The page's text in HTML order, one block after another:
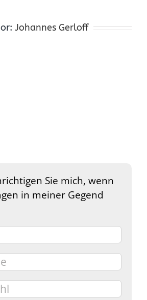
Johannes Gerloff
Sie mich, wenn
in meiner Gegend